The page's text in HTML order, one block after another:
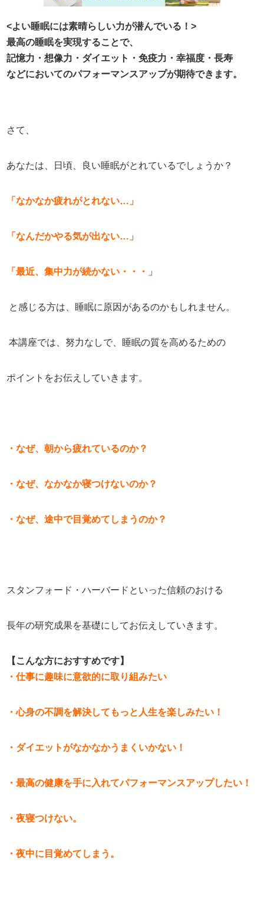
<よい睡眠には素晴らしい力が潜んでいる！>
最高の睡眠を実現することで、
記憶力・想像力・ダイエット・免疫力・幸福度・長寿
などにおいてのパフォーマンスアップが期待できます。
さて、
あなたは、日頃、良い睡眠がとれているでしょうか？
「なかなか疲れがとれない…」
「なんだかやる気が出ない…」
「最近、集中力が続かない・・・」
と感じる方は、睡眠に原因があるのかもしれません。
本講座では、努力なしで、睡眠の質を高めるための
ポイントをお伝えしていきます。
・なぜ、朝から疲れているのか？
・なぜ、なかなか寝つけないのか？
・なぜ、途中で目覚めてしまうのか？
スタンフォード・ハーバードといった信頼のおける
長年の研究成果を基礎にしてお伝えしていきます。
【こんな方におすすめです】
・仕事に趣味に意欲的に取り組みたい
・心身の不調を解決してもっと人生を楽しみたい！
・ダイエットがなかなかうまくいかない！
・最高の健康を手に入れてパフォーマンスアップしたい！
・夜寝つけない。
・夜中に目覚めてしまう。